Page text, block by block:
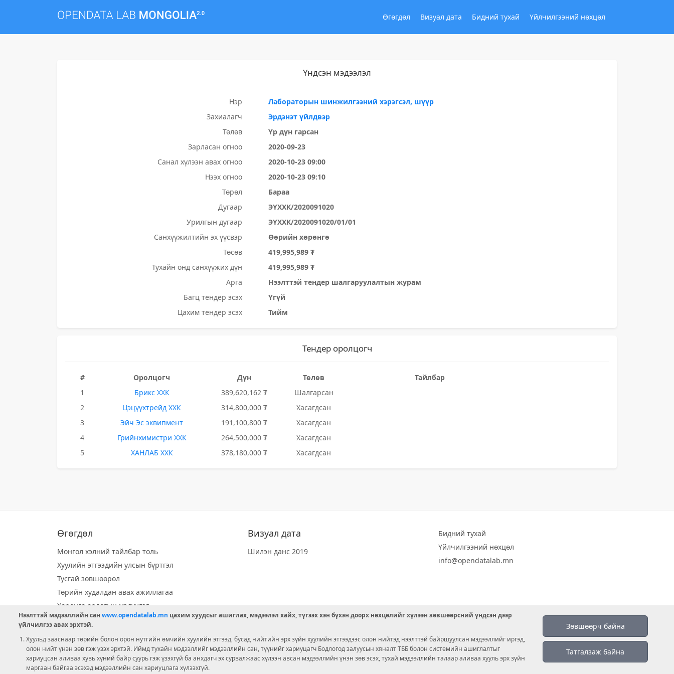
Өгөгдөл Визуал дата Бидний тухай Үйлчилгээний нөхцөл
Үндсэн мэдээлэл
Нэр
Лабораторын шинжилгээний хэрэгсэл, шүүр
Захиалагч
Эрдэнэт үйлдвэр
Төлөв
Үр дүн гарсан
Зарласан огноо
2020-09-23
Санал хүлээн авах огноо
2020-10-23 09:00
Нээх огноо
2020-10-23 09:10
Төрөл
Бараа
Дугаар
ЭҮХХК/2020091020
Урилгын дугаар
ЭҮХХК/2020091020/01/01
Санхүүжилтийн эх үүсвэр
Өөрийн хөрөнгө
Төсөв
419,995,989 ₮
Тухайн онд санхүүжих дүн
419,995,989 ₮
Арга
Нээлттэй тендер шалгаруулалтын журам
Багц тендер эсэх
Үгүй
Цахим тендер эсэх
Тийм
Тендер оролцогч
# Оролцогч Дүн Төлөв
Тайлбар
1
Брикс ХХК 389,620,162 ₮
Шалгарсан
2
Цэцүүхтрейд ХХК 314,800,000 ₮
Хасагдсан
3
Эйч Эс эквипмент 191,100,800 ₮
Хасагдсан
4
Грийнхимистри ХХК 264,500,000 ₮
Хасагдсан
5
ХАНЛАБ ХХК 378,180,000 ₮ Хасагдсан
Өгөгдөл
Монгол хэлний тайлбар толь
Хуулийн этгээдийн улсын бүртгэл
Тусгай зөвшөөрөл
Төрийн худалдан авах ажиллагаа
Хөрөнгө орлогын мэдүүлэг
Орон нутгийн хөгжлийн сан
Ээлжит сонгууль
Ашигт малтмал тусгай зөвшөөрөл
Визуал дата
Шилэн данс 2019
Бидний тухай
Үйлчилгээний нөхцөл
info@opendatalab.mn
Зөвшөөрч байна
Татгалзаж байна
Нээлттэй мэдээллийн сан www.opendatalab.mn цахим хуудсыг ашиглах, мэдээлэл хайх, түгээх хэн бүхэн доорх нөхцөлийг хүлээн зөвшөөрсний үндсэн дээр
үйлчилгээ авах эрхтэй.
Хуульд зааснаар төрийн болон орон нутгийн өмчийн хуулийн этгээд, бусад нийтийн эрх зүйн хуулийн этгээдээс олон нийтэд нээлттэй байршуулсан мэдээллийг иргэд,
олон нийт үнэн зөв гэж үзэх эрхтэй. Иймд тухайн мэдээллийг мэдээллийн сан, түүнийг хариуцагч Бодлогод залуусын хяналт ТББ болон системийн ашиглалтыг
хариуцсан аливаа хувь хүний байр суурь гэж үзэхгүй ба анхдагч эх сурвалжаас хүлээн авсан мэдээллийн үнэн зөв эсэх, тухай мэдээллийн талаар аливаа хууль эрх зүйн
маргаан байгаа эсэхэд мэдээллийн сан хариуцлага хүлээхгүй.